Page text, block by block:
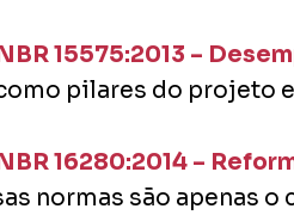
15575:2013 –
pilares do projeto
16280:2014 –
normas são apenas